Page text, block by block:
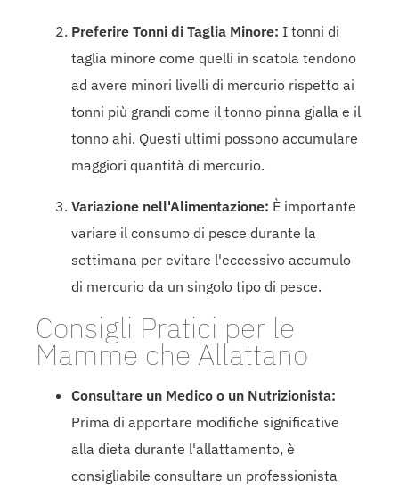
Preferire Tonni di Taglia Minore: I tonni di
taglia minore come quelli in scatola tendono
ad avere minori livelli di mercurio rispetto ai
tonni più grandi come il tonno pinna gialla e il
tonno ahi. Questi ultimi possono accumulare
maggiori quantità di mercurio.
Variazione nell'Alimentazione: È importante
variare il consumo di pesce durante la
settimana per evitare l'eccessivo accumulo
di mercurio da un singolo tipo di pesce.
Consigli Pratici per le
Mamme che Allattano
Consultare un Medico o un Nutrizionista:
Prima di apportare modifiche significative
alla dieta durante l'allattamento, è
consigliabile consultare un professionista